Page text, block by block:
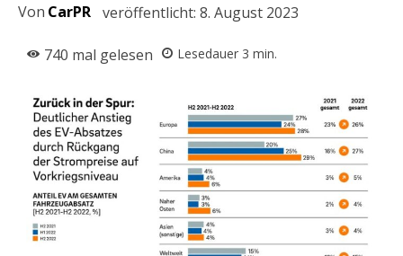
Von CarPR veröffentlicht: 8. August 2023
740 mal gelesen Lesedauer 3 min.